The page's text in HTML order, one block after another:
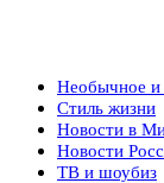
Необычное и
Стиль жизни
Новости в
Новости
ТВ и шоубиз